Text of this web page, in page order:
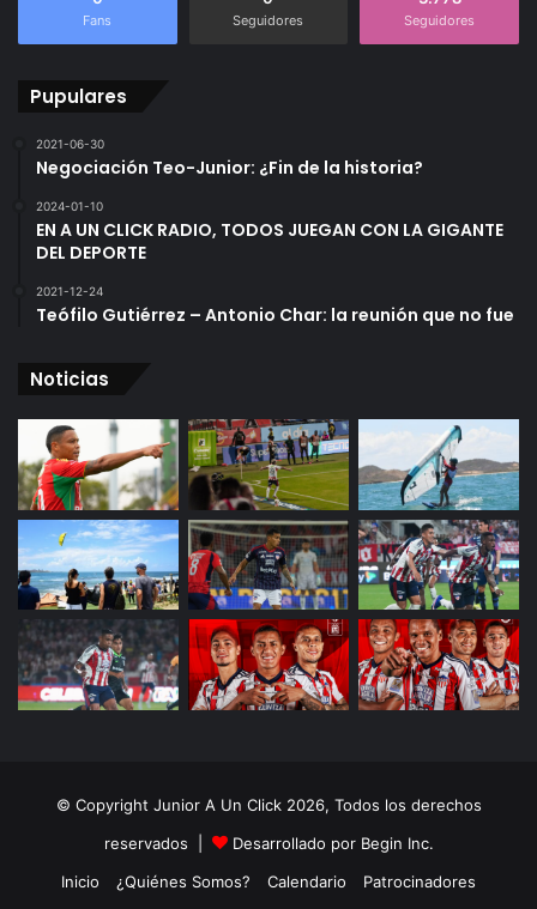
Fans Seguidores Seguidores
Pupulares
2021-06-30
Negociación Teo-Junior: ¿Fin de la historia?
2024-01-10
EN A UN CLICK RADIO, TODOS JUEGAN CON LA GIGANTE
DEL DEPORTE
2021-12-24
Teófilo Gutiérrez – Antonio Char: la reunión que no fue
Noticias
© Copyright Junior A Un Click 2026, Todos los derechos
reservados |
Desarrollado por Begin Inc.
Inicio
¿Quiénes Somos? Calendario Patrocinadores